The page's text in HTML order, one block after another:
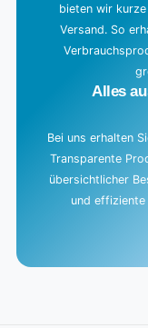
bieten wir
Versand. So
Alles
Bei uns erhalten
Transparente
übersichtlicher
und